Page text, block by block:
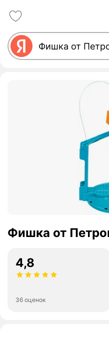
Фишка от
4,8
36 оценок